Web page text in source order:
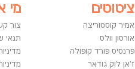
ציטוטים
אמיר קוסטוריצה
אורסון וולס
פרנסיס פורד קופולה
ז'אן לוק גודאר
מי
צור
תנאי